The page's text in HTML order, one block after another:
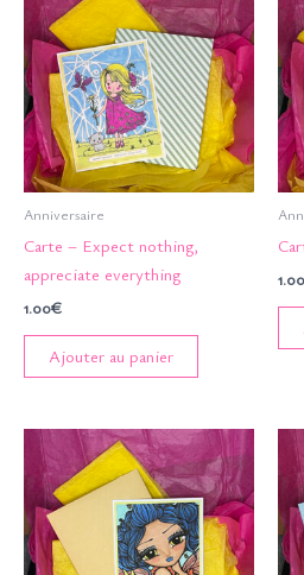
Anniversaire
Carte – Expect nothing,
appreciate everything
1.00€
Ajouter au panier
1.00